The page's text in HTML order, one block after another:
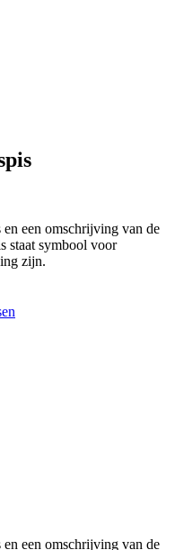
en een omschrijving van de
staat symbool voor
zijn.
en een omschrijving van de